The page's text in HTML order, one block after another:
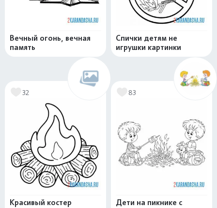
Вечный огонь, вечная
память
Спички детям не
игрушки картинки
32
Красивый костер
83
Дети на пикнике с